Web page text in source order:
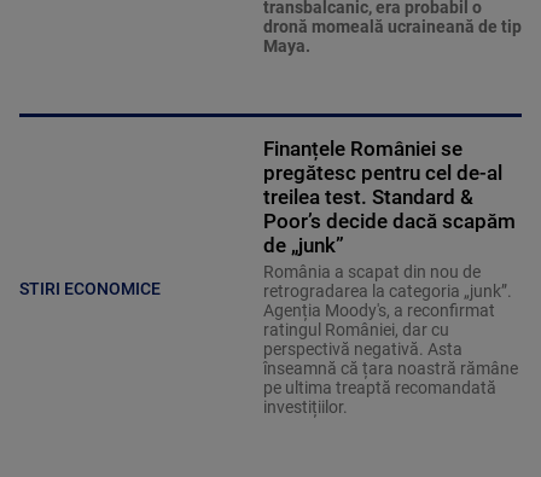
transbalcanic, era probabil o
dronă momeală ucraineană de tip
Maya.
STIRI ECONOMICE
Finanțele României se
pregătesc pentru cel de-al
treilea test. Standard &
Poor’s decide dacă scapăm
de „junk”
România a scapat din nou de
retrogradarea la categoria „junk”.
Agenția Moody's, a reconfirmat
ratingul României, dar cu
perspectivă negativă. Asta
înseamnă că țara noastră rămâne
pe ultima treaptă recomandată
investițiilor.